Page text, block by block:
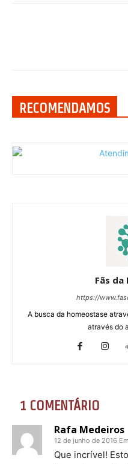
RECOMENDAMOS
Fãs da
https://
A busca da homeostase
através do
1 COMENTÁRIO
Rafa Medeiros
12 de junho de 2016
Que incrível!